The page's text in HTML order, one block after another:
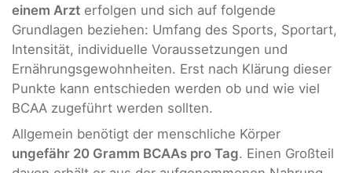
einem Arzt erfolgen und sich auf folgende
Grundlagen beziehen: Umfang des Sports, Sportart,
Intensität, individuelle Voraussetzungen und
Ernährungsgewohnheiten. Erst nach Klärung dieser
Punkte kann entschieden werden ob und wie viel
BCAA zugeführt werden sollten.
Allgemein benötigt der menschliche Körper
ungefähr 20 Gramm BCAAs pro Tag. Einen Großteil